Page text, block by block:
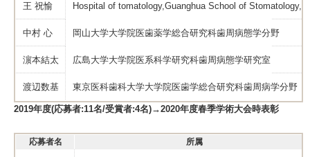
王 祝愉 Hospital of tomatology,Guanghua School of
中村 心 岡山大学大学院医歯薬学総合研究科歯周病態学分野
濵本結太 広島大学大学院医系科学研究科歯周病態学研究室
渡辺数基 東京医科歯科大学大学院医歯学総合研究科歯周病学分野
2019年度(応募者:11名/受賞者:4名)→2020年度春季学術大会時表彰
応募者名 所属